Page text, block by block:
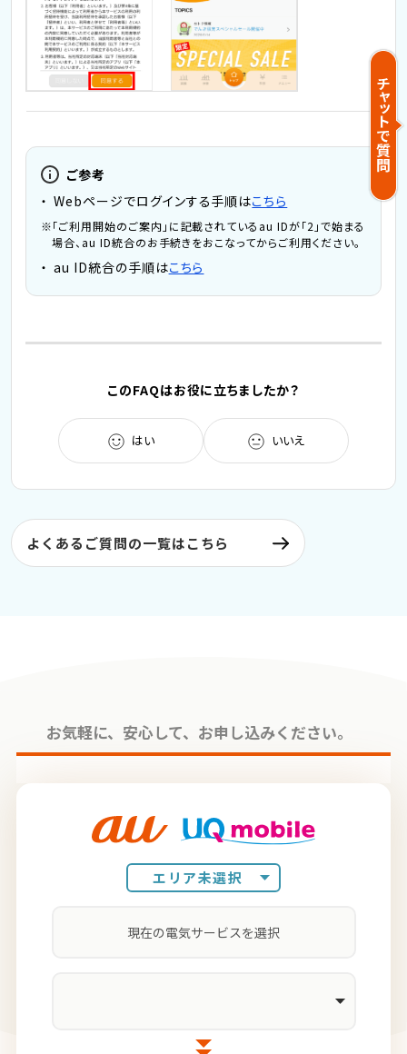
ご参考
Webページでログインする手順はこちら
「ご利用開始のご案内」に記載されているau IDが「2」で始まる
場合、au ID統合のお手続きをおこなってからご利用ください。
au ID統合の手順はこちら
このFAQはお役に立ちましたか？
はい いいえ
よくあるご質問の一覧はこちら
お気軽に、安⼼して、お申し込みください。
エリア未選択